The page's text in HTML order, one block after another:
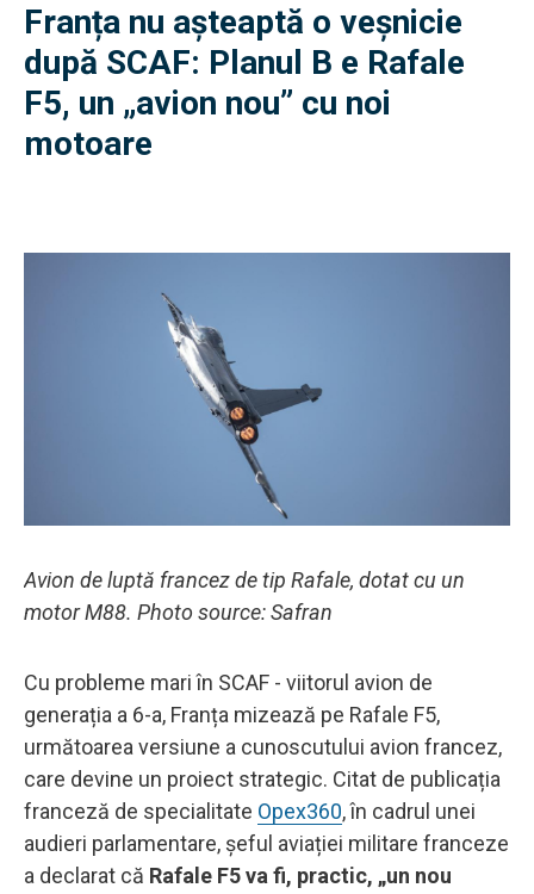
Franța nu așteaptă o veșnicie
după SCAF: Planul B e Rafale
F5, un „avion nou” cu noi
motoare
Avion de luptă francez de tip Rafale, dotat cu un
motor M88. Photo source: Safran
Cu probleme mari în SCAF - viitorul avion de
generația a 6-a, Franța mizează pe Rafale F5,
următoarea versiune a cunoscutului avion francez,
care devine un proiect strategic. Citat de publicația
franceză de specialitate Opex360, în cadrul unei
audieri parlamentare, șeful aviației militare franceze
a declarat că Rafale F5 va fi, practic, „un nou